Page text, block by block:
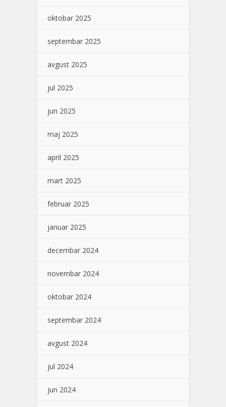
oktobar 2025
septembar 2025
avgust 2025
jul 2025
jun 2025
maj 2025
april 2025
mart 2025
februar 2025
januar 2025
decembar 2024
novembar 2024
oktobar 2024
septembar 2024
avgust 2024
jul 2024
jun 2024